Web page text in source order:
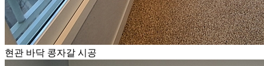
현관 바닥 콩자갈 시공